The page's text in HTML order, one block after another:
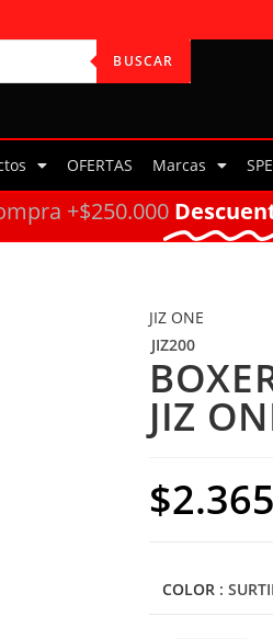
BUSCAR
OFERTAS Marcas
+$250.000
JIZ ONE
JIZ200
JIZ
$2.365
COLOR :